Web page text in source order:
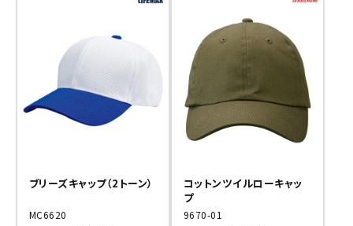
ブリーズキャップ（2トーン）
MC6620
コットンツイルローキャッ
プ
9670-01